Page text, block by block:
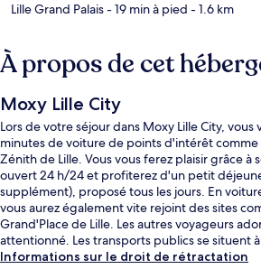
Lille Grand Palais- 19 min à pied - 1.6 km
À propos de cet
Moxy Lille City
Lors de votre séjour dans Moxy Lille City, vous
minutes de voiture de points d'intérêt comme
Zénith de Lille. Vous vous ferez plaisir grâce à
ouvert 24 h/24 et profiterez d'un petit
supplément), proposé tous les jours. En
vous aurez également vite rejoint des sites
Grand'Place de Lille. Les autres voyageurs
attentionné. Les transports publics se situent
pied : Station de métro République - Beaux-
Informations sur le droit de rétractation